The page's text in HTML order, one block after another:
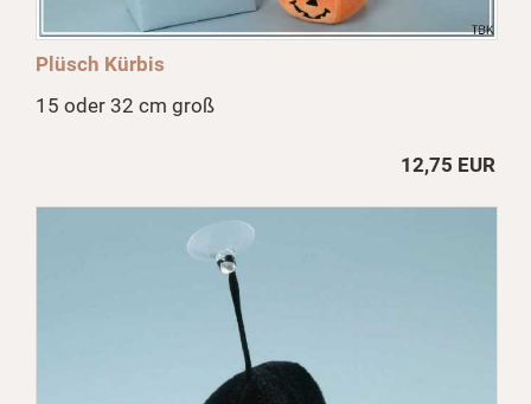
Plüsch Kürbis
15 oder 32 cm groß
12,75 EUR